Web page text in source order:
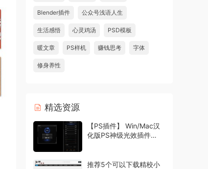
Blender插件 公众号浅语人生
生活感悟 心灵鸡汤 PSD模板
暖文章 PS样机 赚钱思考 字体
修身养性
精选资源
【PS插件】 Win/Mac汉
化版PS神级光效插件
推荐5个可以下载精校小